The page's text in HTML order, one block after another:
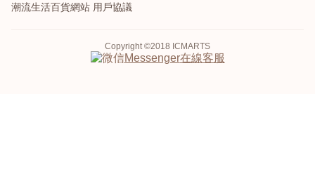
潮流生活百貨網站 用戶協議
Copyright ©2018 ICMARTS
Messenger在線客服